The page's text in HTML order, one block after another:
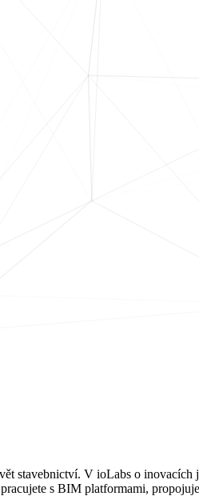
stavebnictví. V ioLabs o
s BIM platformami,